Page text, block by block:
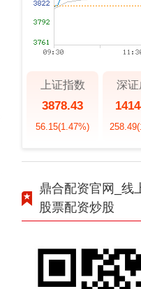
上证指数
3878.43
56.15(1.47%)
深证
258.49
鼎合配资官网_线
股票配资炒股